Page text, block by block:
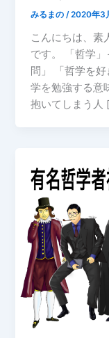
みるまの /2020年3
こんにちは、素
です。 「哲学
問」 「哲学を
学を勉強する意
抱いてしまう人